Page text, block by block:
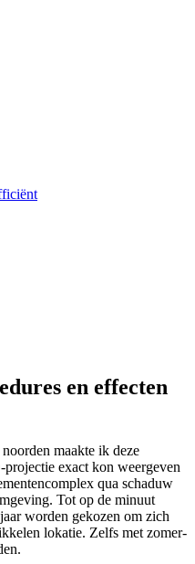
en effecten
maakte ik deze
exact kon weergeven
qua schaduw
Tot op de minuut
worden gekozen om zich
lokatie. Zelfs met zomer-